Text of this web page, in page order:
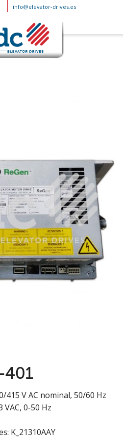
info@elevator-drives.es
401
415 V AC nominal, 50/60 Hz
VAC, 0-50 Hz
K_21310AAY